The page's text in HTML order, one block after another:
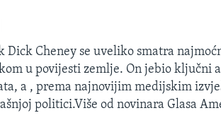
Dick Cheney se uveliko smatra
u povijesti zemlje. On jebio ključni
a , prema najnovijim medijskim
politici.Više od novinara Glasa